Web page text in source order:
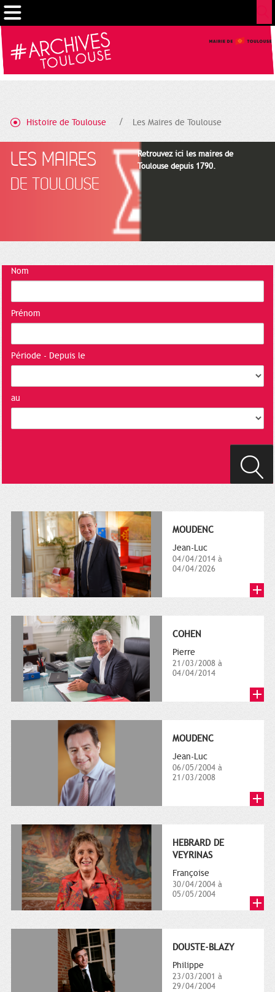
Histoire de Toulouse Les Maires de Toulouse
LES MAIRES
DE TOULOUSE
Retrouvez ici les maires de
Toulouse depuis 1790.
Nom
Prénom
Période - Depuis le
au
MOUDENC
Jean-Luc
04/04/2014 à
04/04/2026
COHEN
Pierre
21/03/2008 à
04/04/2014
MOUDENC
Jean-Luc
06/05/2004 à
21/03/2008
HEBRARD DE
VEYRINAS
Françoise
30/04/2004 à
05/05/2004
DOUSTE-BLAZY
Philippe
23/03/2001 à
29/04/2004
Gestion de vos préférences sur les cookies